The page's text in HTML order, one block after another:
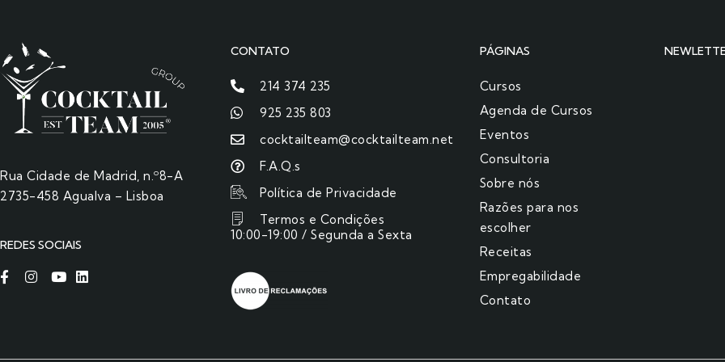
Rua Cidade de Madrid, n.º8-A
2735-458 Agualva – Lisboa
REDES SOCIAIS
CONTATO
214 374 235
925 235 803
cocktailteam@cocktailteam.net
F.A.Q.s
Política de Privacidade
Termos e Condições
10:00-19:00 / Segunda a Sexta
PÁGINAS
Cursos
Agenda de Cursos
Eventos
Consultoria
Sobre nós
Razões para nos
escolher​
Receitas
Empregabilidade
Contato